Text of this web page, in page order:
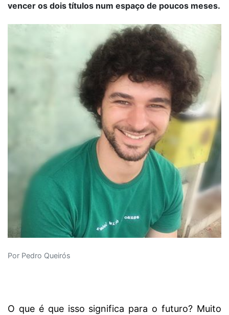
vencer os dois títulos num espaço de poucos meses.
Por Pedro Queirós
O que é que isso significa para o futuro? Muito